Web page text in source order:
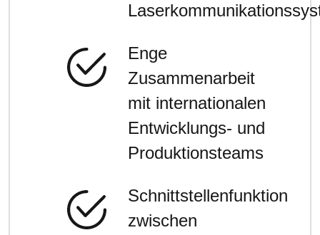
Enge
Zusammenarbeit
mit internationalen
Entwicklungs- und
Produktionsteams
Schnittstellenfunktion
zwischen